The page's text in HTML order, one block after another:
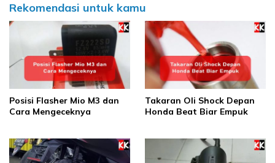
Rekomendasi untuk kamu
Posisi Flasher Mio M3 dan
Cara Mengeceknya
Takaran Oli Shock Depan
Honda Beat Biar Empuk